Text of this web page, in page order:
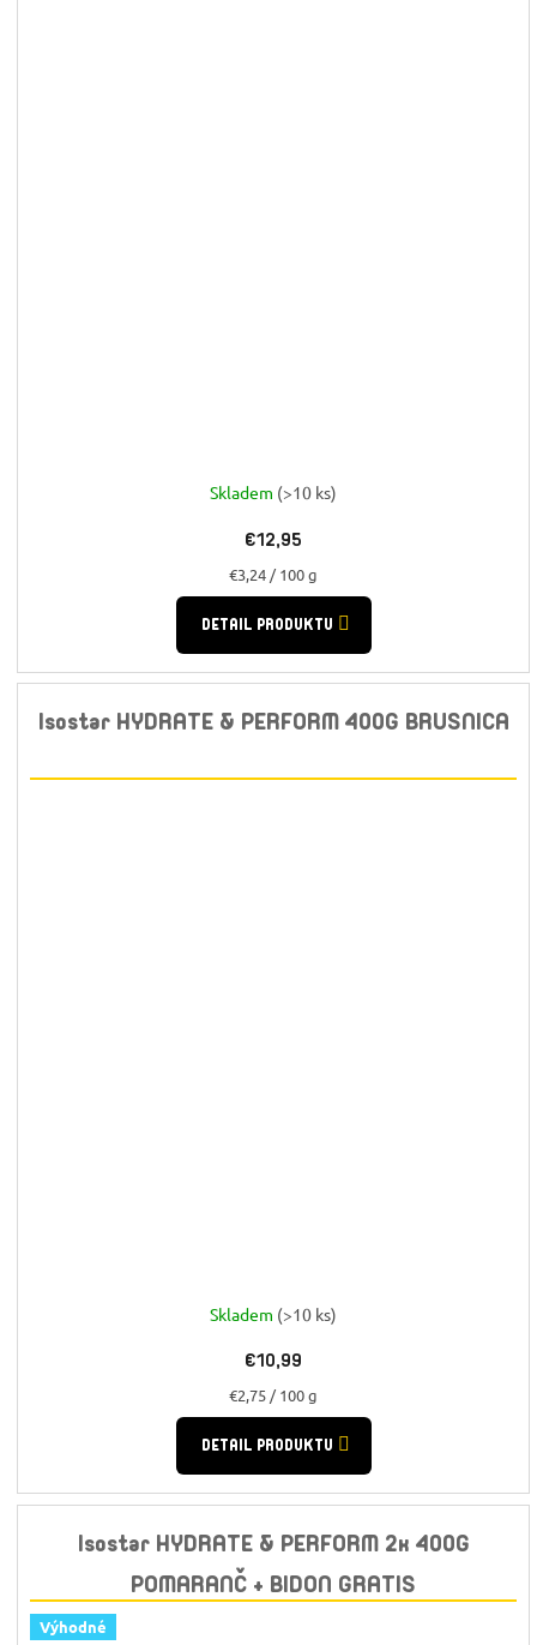
Skladem (>10 ks)
€12,95
Jednotková
cena:
€3,24 / 100 g
DETAIL PRODUKTU
Isostar HYDRATE & PERFORM 400G BRUSNICA
Skladem (>10 ks)
€10,99
Jednotková
cena:
€2,75 / 100 g
DETAIL PRODUKTU
Isostar HYDRATE & PERFORM 2x 400G
POMARANČ + BIDON GRATIS
Výhodné